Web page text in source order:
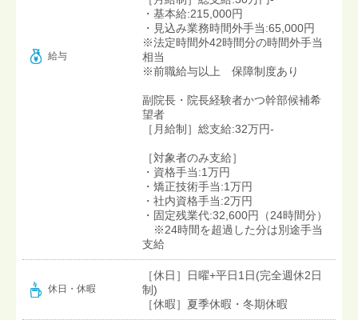
給与
・基本給:215,000円
・見込み業務時間外手当:65,000円
※法定時間外42時間分の時間外手当
相当
※前職給与以上 保障制度あり
副院長・院長経験者かつ幹部候補希
望者
［月給制］総支給:32万円-
［対象者のみ支給］
・資格手当:1万円
・矯正技術手当:1万円
・社内資格手当:2万円
・固定残業代:32,600円（24時間分）
※24時間を超過した分は別途手当
支給
休日・休暇
［休日］日曜+平日1日(完全週休2日
制)
［休暇］夏季休暇・冬期休暇